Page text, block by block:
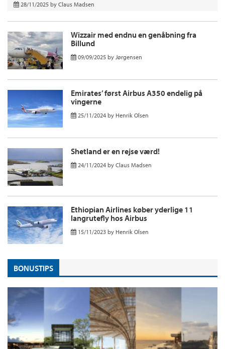
28/11/2025 by Claus Madsen
Wizzair med endnu en genåbning fra
Billund
09/09/2025 by Jørgensen
Emirates’ først Airbus A350 endelig på
vingerne
25/11/2024 by Henrik Olsen
Shetland er en rejse værd!
24/11/2024 by Claus Madsen
Ethiopian Airlines køber yderlige 11
langrutefly hos Airbus
15/11/2023 by Henrik Olsen
BONUSTIPS